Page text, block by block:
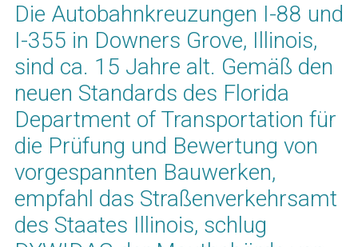
Die Autobahnkreuzungen I-88 und
I-355 in Downers Grove, Illinois,
sind ca. 15 Jahre alt. Gemäß den
neuen Standards des Florida
Department of Transportation für
die Prüfung und Bewertung von
vorgespannten Bauwerken,
empfahl das Straßenverkehrsamt
des Staates Illinois, schlug